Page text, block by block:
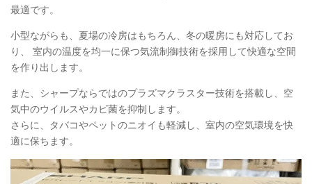
最適です。
小型ながらも、夏場の冷房はもちろん、冬の暖房にも対応してお
り、 室内の温度を均一に保つ気流制御技術を採用して快適な空間
を作り出します。
また、シャープならではのプラズマクラスター技術を搭載し、空
気中のウイルスやカビ菌を抑制します。
さらに、タバコやペットのニオイも軽減し、室内の空気環境を快
適に保ちます。